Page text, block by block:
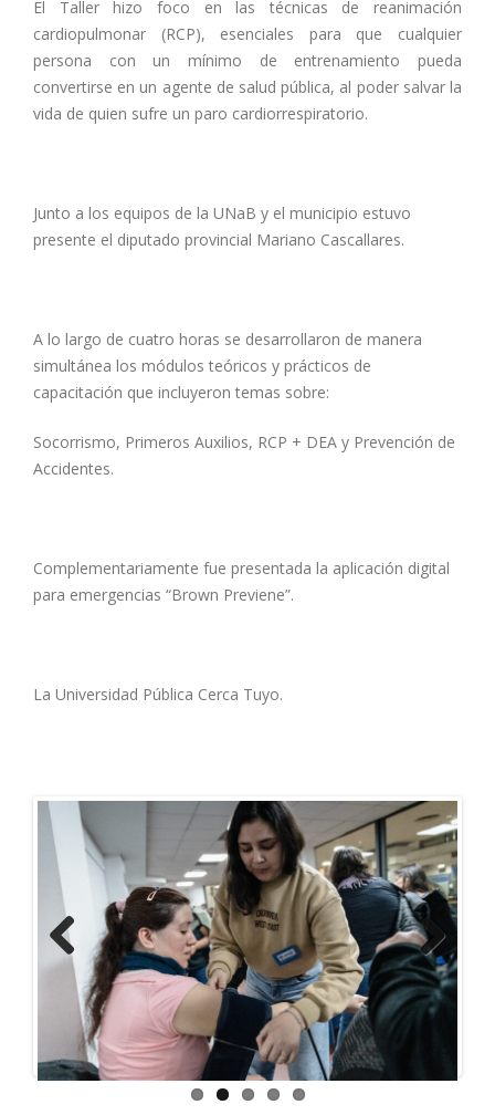
El Taller hizo foco en las técnicas de reanimación
cardiopulmonar (RCP), esenciales para que cualquier
persona con un mínimo de entrenamiento pueda
convertirse en un agente de salud pública, al poder salvar la
vida de quien sufre un paro cardiorrespiratorio.
Junto a los equipos de la UNaB y el municipio estuvo
presente el diputado provincial Mariano Cascallares.
A lo largo de cuatro horas se desarrollaron de manera
simultánea los módulos teóricos y prácticos de
capacitación que incluyeron temas sobre:
Socorrismo, Primeros Auxilios, RCP + DEA y Prevención de
Accidentes.
Complementariamente fue presentada la aplicación digital
para emergencias “Brown Previene”.
La Universidad Pública Cerca Tuyo.
Previous Next